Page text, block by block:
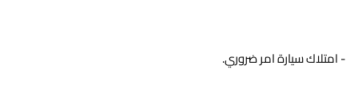
- امتلاك سيارة امر ضروري.